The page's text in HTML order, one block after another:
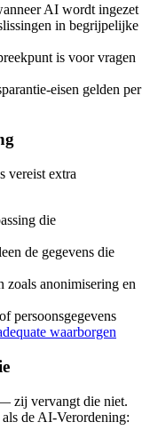
AI wordt ingezet
in begrijpelijke
is voor vragen
eisen gelden per
vereist extra
die
de gegevens die
zoals anonimisering en
persoonsgegevens
waarborgen
zij vervangt die niet.
de AI-Verordening: